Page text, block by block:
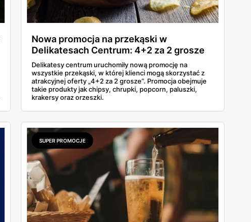
Nowa promocja na przekąski w
Delikatesach Centrum: 4+2 za 2 grosze
Delikatesy centrum uruchomiły nową promocję na
wszystkie przekąski, w której klienci mogą skorzystać z
atrakcyjnej oferty „4+2 za 2 grosze”. Promocja obejmuje
takie produkty jak chipsy, chrupki, popcorn, paluszki,
krakersy oraz orzeszki.
SUPER PROMOCJE